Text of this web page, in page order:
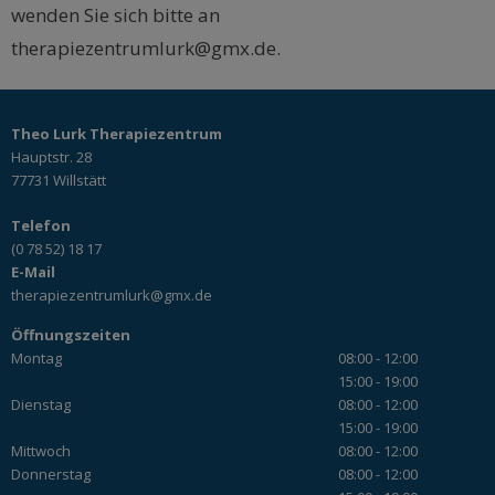
wenden Sie sich bitte an
therapiezentrumlurk@gmx.de.
Theo Lurk Therapiezentrum
Hauptstr. 28
77731 Willstätt
Telefon
(0 78 52) 18 17
E-Mail
therapiezentrumlurk@gmx.de
Öffnungszeiten
Montag
08:00 - 12:00
15:00 - 19:00
Dienstag
08:00 - 12:00
15:00 - 19:00
Mittwoch
08:00 - 12:00
Donnerstag
08:00 - 12:00